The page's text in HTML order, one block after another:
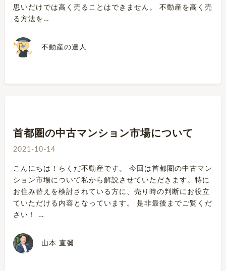
思いだけでは高く売ることはできません。 不動産を高く売
る方法を…
不動産の達人
首都圏の中古マンション市場について
2021-10-14
こんにちは！らくだ不動産です。 今回は首都圏の中古マン
ション市場について私から解説させていただきます。特に
お住み替えを検討されている方に、売り時の判断にお役立
ていただける内容となっています。 是非最後までご覧くだ
さい！ …
山本 直彌